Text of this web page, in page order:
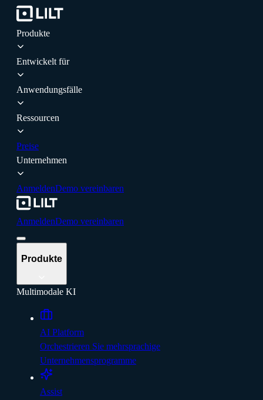
Produkte
Entwickelt für
Anwendungsfälle
Ressourcen
Preise
Unternehmen
AnmeldenDemo vereinbaren
AnmeldenDemo vereinbaren
Produkte
Multimodale KI
AI Platform
Orchestrieren Sie mehrsprachige
Unternehmensprogramme
Assist